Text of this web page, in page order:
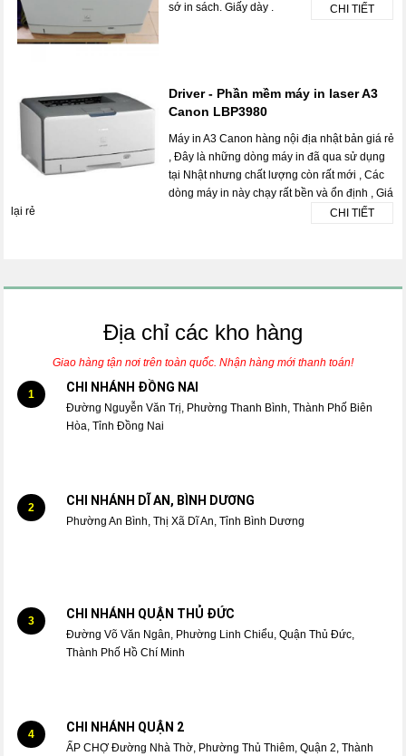
sớ in sách. Giấy dày .
CHI TIẾT
Driver - Phần mềm máy in laser A3
Canon LBP3980
Máy in A3 Canon hàng nội địa nhật bản giá rẻ
, Đây là những dòng máy in đã qua sử dụng
tại Nhật nhưng chất lượng còn rất mới , Các
dòng máy in này chạy rất bền và ổn định , Giá
lại rẻ
CHI TIẾT
Địa chỉ các kho hàng
Giao hàng tận nơi trên toàn quốc. Nhận hàng mới thanh toán!
1 CHI NHÁNH ĐỒNG NAI
Đường Nguyễn Văn Trị, Phường Thanh Bình, Thành Phố Biên
Hòa, Tỉnh Đồng Nai
2 CHI NHÁNH DĨ AN, BÌNH DƯƠNG
Phường An Bình, Thị Xã Dĩ An, Tỉnh Bình Dương
3 CHI NHÁNH QUẬN THỦ ĐỨC
Đường Võ Văn Ngân, Phường Linh Chiểu, Quận Thủ Đức,
Thành Phố Hồ Chí Minh
4 CHI NHÁNH QUẬN 2
ẤP CHỢ Đường Nhà Thờ, Phường Thủ Thiêm, Quận 2, Thành